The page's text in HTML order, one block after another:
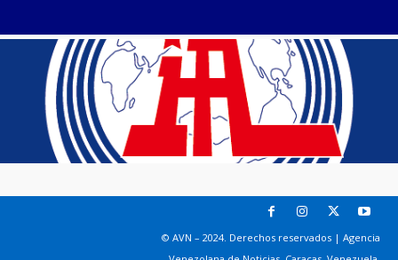
© AVN – 2024. Derechos reservados | Agencia